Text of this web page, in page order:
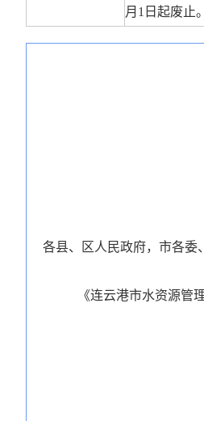
月1日起废止
各县、区人民政府，市各委
《连云港市水资源管